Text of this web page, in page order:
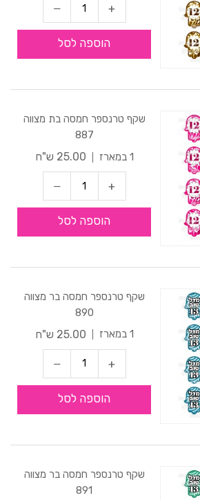
הוספה לסל
שקף טרנספר חמסה בת מצווה
887
1 במארז
25.00 ש"ח
הוספה לסל
שקף טרנספר חמסה בר מצווה
890
1 במארז
25.00 ש"ח
הוספה לסל
שקף טרנספר חמסה בר מצווה
891